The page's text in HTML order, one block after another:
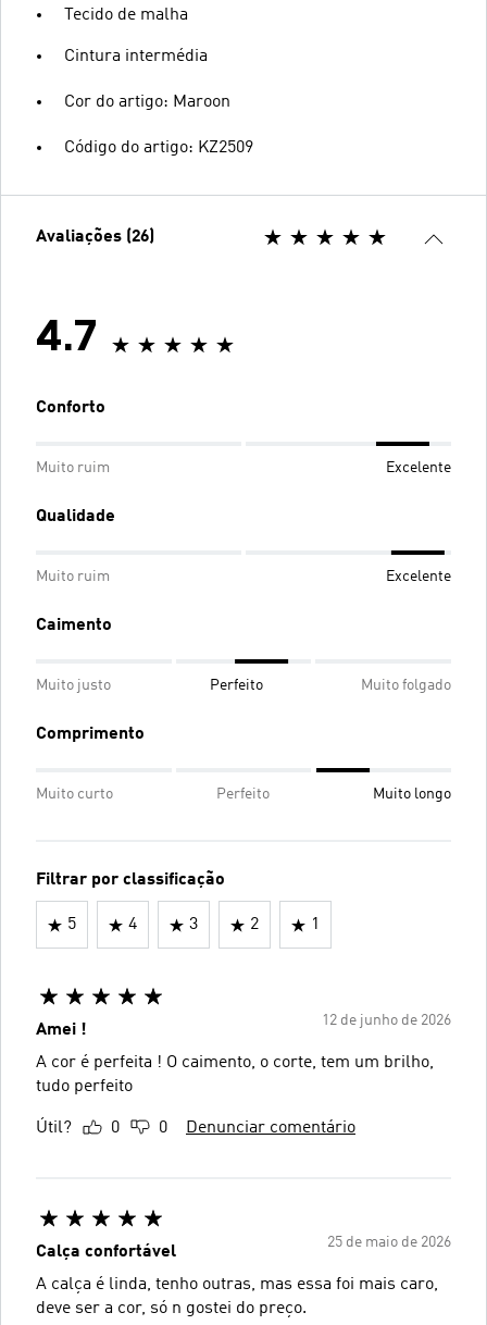
Tecido de malha
Cintura intermédia
Cor do artigo: Maroon
Código do artigo: KZ2509
Avaliações (26)
4.7
Conforto
Muito ruim Excelente
Qualidade
Muito ruim Excelente
Caimento
Muito justo Perfeito Muito folgado
Comprimento
Muito curto Perfeito Muito longo
Filtrar por classificação
5 4 3 2 1
12 de junho de 2026
Amei !
A cor é perfeita ! O caimento, o corte, tem um brilho,
tudo perfeito
Útil? 0 0 Denunciar comentário
25 de maio de 2026
Calça confortável
A calça é linda, tenho outras, mas essa foi mais caro,
deve ser a cor, só n gostei do preço.